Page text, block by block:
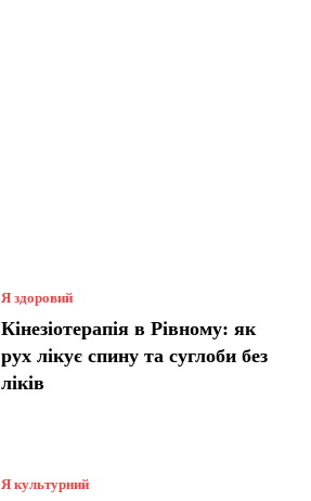
Я здоровий
Кінезіотерапія в Рівному: як
рух лікує спину та суглоби без
ліків
Я культурний